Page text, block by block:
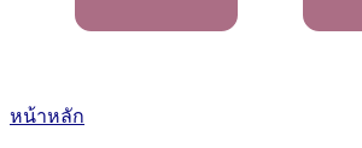
หน้าหลัก